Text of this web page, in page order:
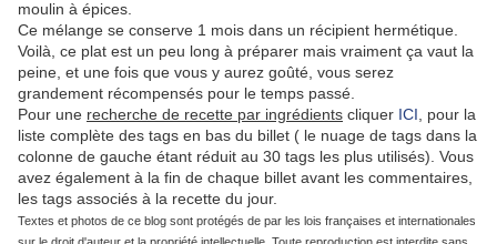
moulin à épices.
Ce mélange se conserve 1 mois dans un récipient hermétique.
Voilà, ce plat est un peu long à préparer mais vraiment ça vaut la
peine, et une fois que vous y aurez goûté, vous serez
grandement récompensés pour le temps passé.
Pour une recherche de recette par ingrédients cliquer ICI , pour la
liste complète des tags en bas du billet ( le nuage de tags dans la
colonne de gauche étant réduit au 30 tags les plus utilisés). Vous
avez également à la fin de chaque billet avant les commentaires,
les tags associés à la recette du jour.
Textes et photos de ce blog sont protégés de par les lois françaises et internationales